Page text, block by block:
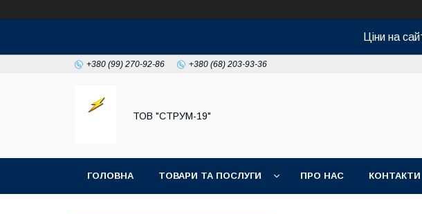
Ціни на
+380 (99) 270-92-86 +380 (68) 203-93-36
ТОВ "СТРУМ-19"
ГОЛОВНА ТОВАРИ ТА ПОСЛУГИ ПРО НАС КОНТАКТИ